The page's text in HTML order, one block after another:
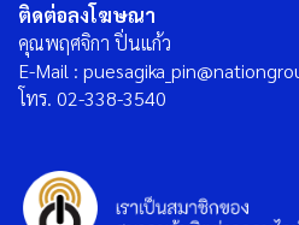
ติดต่อลงโฆษณา
คุณพฤศจิกา ปิ่นแก้ว
E-Mail :
โทร. 02-338-3540